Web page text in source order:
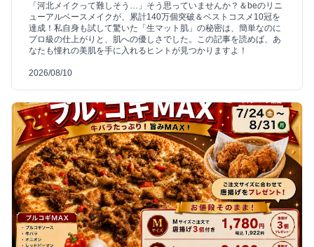
「河北メイクって難しそう…」そう思っていませんか？＆beのリニ
ューアルベースメイクが、累計140万個突破＆ベストコスメ10冠を
達成！私自身も試して驚いた「生マット肌」の秘密は、簡単なのに
プロ級の仕上がりと、肌への優しさでした。この記事を読めば、あ
なたも憧れの美肌を手に入れるヒントが見つかりますよ！
2026/08/10